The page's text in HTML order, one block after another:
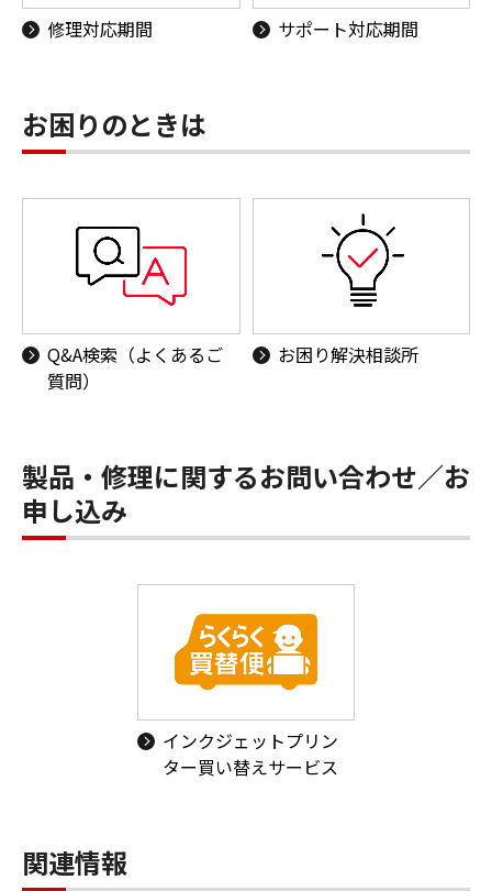
修理対応期間 サポート対応期間
お困りのときは
Q&A検索（よくあるご
質問）
お困り解決相談所
製品・修理に関するお問い合わせ／お
申し込み
インクジェットプリン
ター買い替えサービス
関連情報